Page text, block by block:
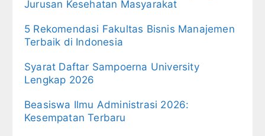
Jurusan Kesehatan Masyarakat
5 Rekomendasi Fakultas Bisnis Manajemen
Terbaik di Indonesia
Syarat Daftar Sampoerna University
Lengkap 2026
Beasiswa Ilmu Administrasi 2026:
Kesempatan Terbaru